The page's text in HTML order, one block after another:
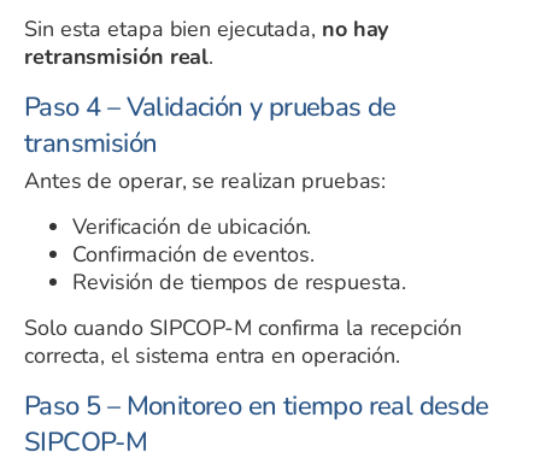
Sin esta etapa bien ejecutada, no hay
retransmisión real.
Paso 4 – Validación y pruebas de
transmisión
Antes de operar, se realizan pruebas:
Verificación de ubicación.
Confirmación de eventos.
Revisión de tiempos de respuesta.
Solo cuando SIPCOP-M confirma la recepción
correcta, el sistema entra en operación.
Paso 5 – Monitoreo en tiempo real desde
SIPCOP-M